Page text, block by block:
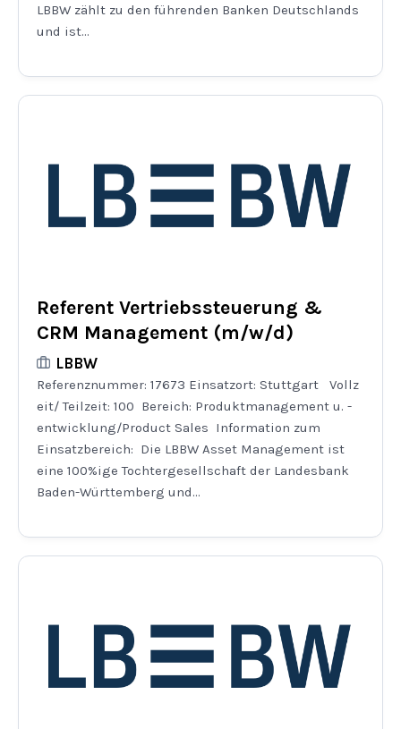
Bleiben Sie informiert
Anmeldung reicht Ihre Mailadresse und natürlich können Sie sich von
diesem Verteiler jederzeit abmelden.
[sibwp_form id=1]
LBBW zählt zu den führenden Banken Deutschlands
und ist...
Referent Vertriebssteuerung &
CRM Management (m/w/d)
LBBW
Referenznummer: 17673 Einsatzort: Stuttgart Vollz
eit/ Teilzeit: 100 Bereich: Produktmanagement u. -
entwicklung/Product Sales Information zum
Einsatzbereich: Die LBBW Asset Management ist
eine 100%ige Tochtergesellschaft der Landesbank
Baden-Württemberg und...